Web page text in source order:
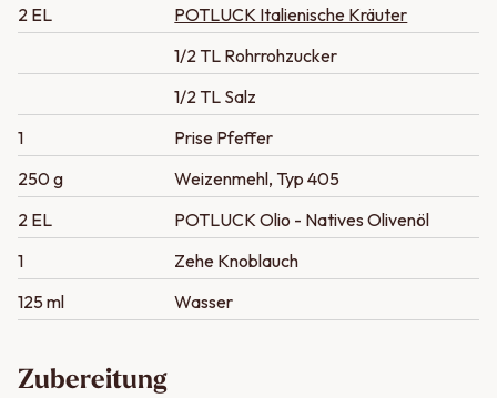
Zubereitung
2 EL
POTLUCK Italienische Kräuter
1/2 TL Rohrrohzucker
1/2 TL Salz
1
Prise Pfeffer
250 g
Weizenmehl, Typ 405
2 EL
POTLUCK Olio - Natives Olivenöl
1
Zehe Knoblauch
125 ml
Wasser